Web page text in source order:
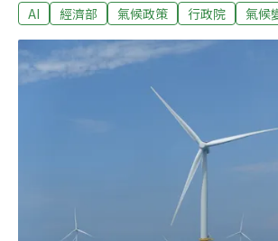
在氣候治理與能源轉型面向帶來新進展
閣2.0發布記者會」，卓榮泰表示，他對
足」，邀請各領域專家或是意見領袖加
有團隊快速整合為行動AI內閣2.0。調整
郭智輝請辭，由現任行政院秘書長、前
接任；國發會主委劉鏡清卸任，由前中
葉俊顯接任；環境部政務次長施文真將
化學署署長謝燕儒接掌次長。此外，運
福部、教育部以及原民會、僑委會的首
動。賴政府能源政策停滯 新經濟部長有
AI 經濟部 氣候政策 行政院 氣候